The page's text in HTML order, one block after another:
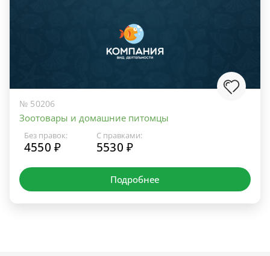
№ 50206
Зоотовары и домашние питомцы
Без правок:
4550 ₽
С правками:
5530 ₽
Подробнее